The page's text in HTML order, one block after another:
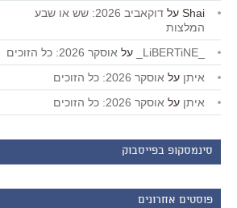
Shai על
דוקאביב 2026: שש או שבע
המלצות
על אוסקר 2026: כל הזוכים
איתן על אוסקר 2026: כל הזוכים
איתן על אוסקר 2026: כל הזוכים
סינמסקופ בפייסבוק
פוסטים אחרונים